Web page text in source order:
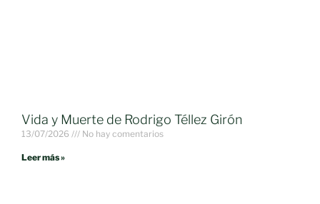
Vida y Muerte de Rodrigo Téllez Girón
13/07/2026 No hay comentarios
Leer más »